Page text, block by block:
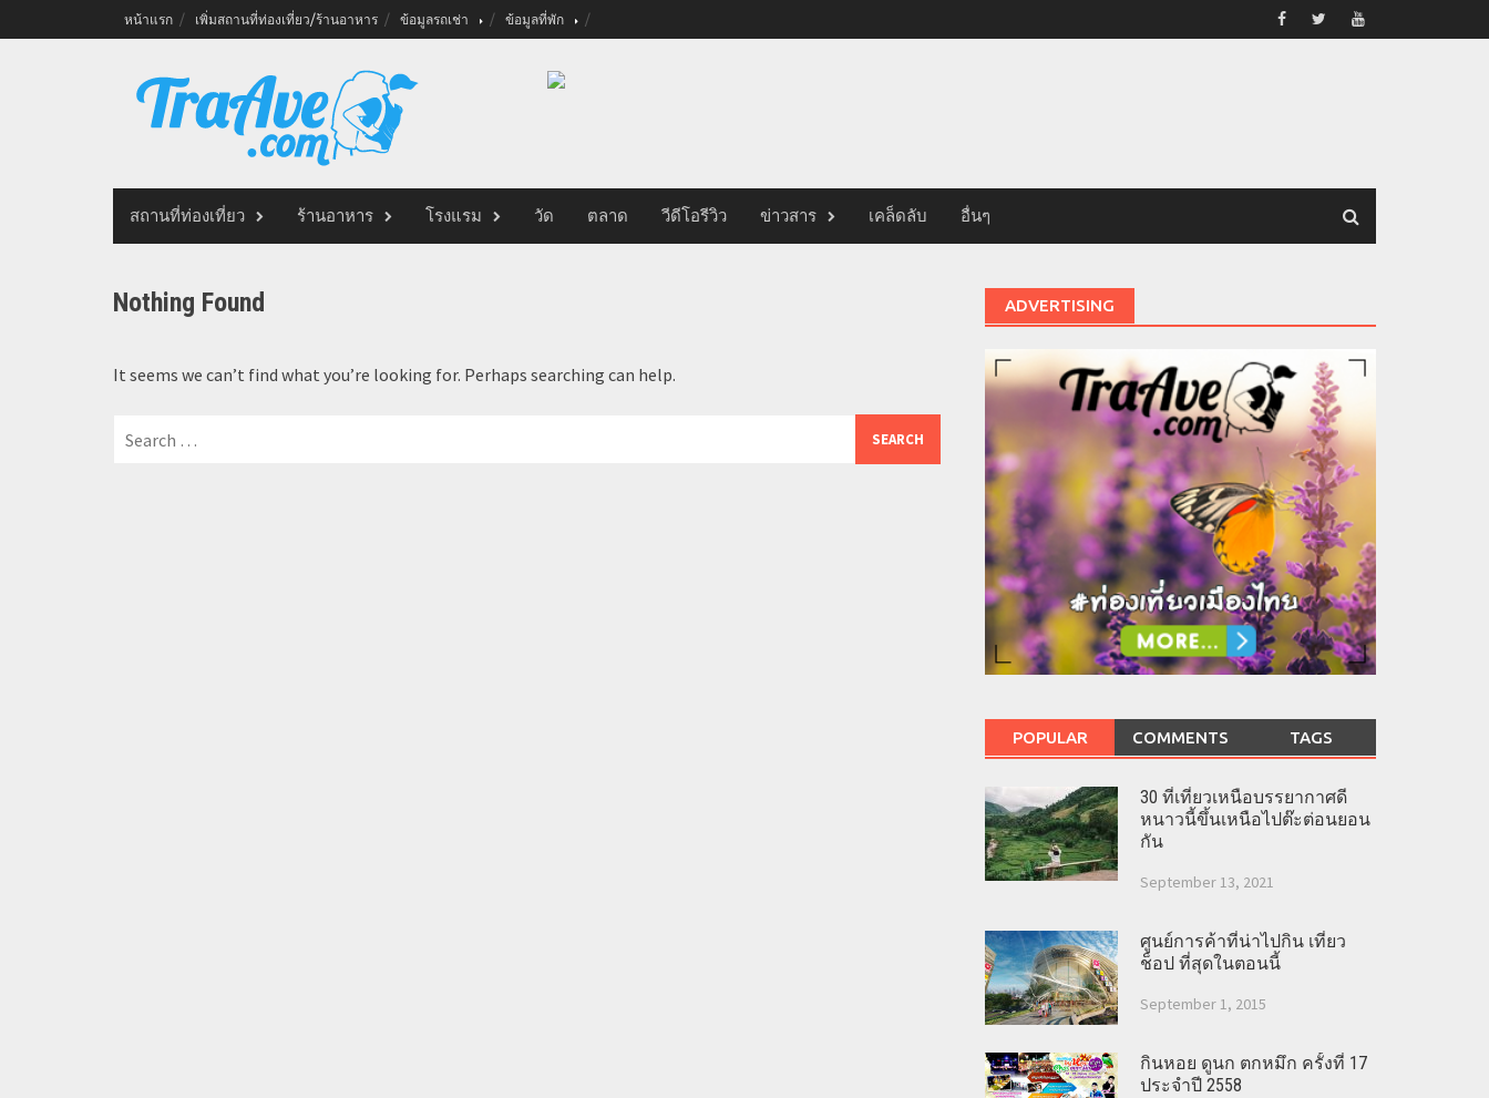
to
หน้าแรก เพิ่มสถานที่ท่องเที่ยว/ร้านอาหาร ข้อมูลรถเช่า ข้อมูลที่พัก
สถานที่ท่องเที่ยว ร้านอาหาร โรงแรม วัด ตลาด วีดีโอรีวิว ข่าวสาร เคล็ดลับ อื่นๆ
Nothing Found
It seems we can’t find what you’re looking for. Perhaps searching can help.
ADVERTISING
POPULAR COMMENTS TAGS
30 ที่เที่ยวเหนือบรรยากาศดี
หนาวนี้ขึ้นเหนือไปต๊ะต่อนยอน
กัน
September 13, 2021
ศูนย์การค้าที่น่าไปกิน เที่ยว
ช็อป ที่สุดในตอนนี้
September 1, 2015
กินหอย ดูนก ตกหมึก ครั้งที่ 17
ประจำปี 2558